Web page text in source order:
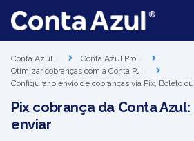
Conta Azul
Conta Azul Pro
Otimizar cobranças com a Conta PJ
Configurar o envio de cobranças via Pix, Boleto
Pix cobrança da Conta
enviar